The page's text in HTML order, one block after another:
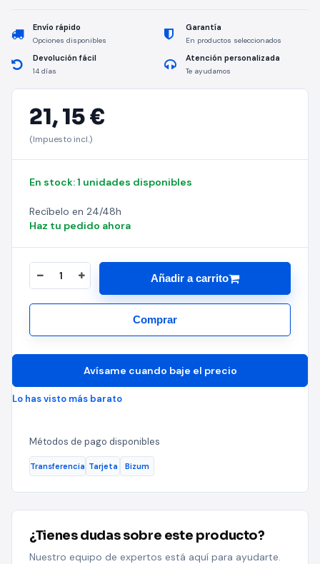
Envío rápido
Opciones disponibles
Garantía
En productos seleccionados
Devolución fácil
14 días
Atención personalizada
Te ayudamos
21,15 €
(Impuesto incl.)
En stock: 1 unidades disponibles
Recíbelo en 24/48h
Haz tu pedido ahora
Añadir a carrito
Comprar
Avísame cuando baje el precio
Lo has visto más barato
Métodos de pago disponibles
Transferencia Tarjeta Bizum
¿Tienes dudas sobre este producto?
Nuestro equipo de expertos está aquí para ayudarte.